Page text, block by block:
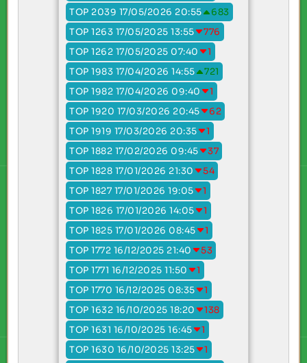
TOP 2039 17/05/2026 20:55
683
TOP 1263 17/05/2025 13:55
776
TOP 1262 17/05/2025 07:40
1
TOP 1983 17/04/2026 14:55
721
TOP 1982 17/04/2026 09:40
1
TOP 1920 17/03/2026 20:45
62
TOP 1919 17/03/2026 20:35
1
TOP 1882 17/02/2026 09:45
37
TOP 1828 17/01/2026 21:30
54
TOP 1827 17/01/2026 19:05
1
TOP 1826 17/01/2026 14:05
1
TOP 1825 17/01/2026 08:45
1
TOP 1772 16/12/2025 21:40
53
TOP 1771 16/12/2025 11:50
1
TOP 1770 16/12/2025 08:35
1
TOP 1632 16/10/2025 18:20
138
TOP 1631 16/10/2025 16:45
1
TOP 1630 16/10/2025 13:25
1